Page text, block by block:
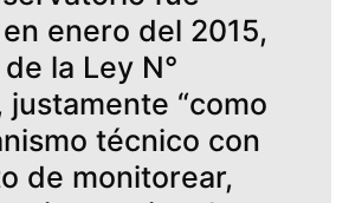
enero del 2015,
la Ley N°
justamente “como
técnico con
de monitorear,